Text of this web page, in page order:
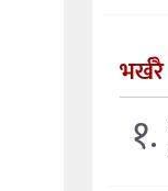
भर्खरै
१.